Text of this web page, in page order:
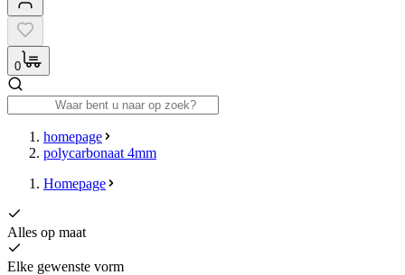
0
homepage
polycarbonaat 4mm
Homepage
Alles op maat
Elke gewenste vorm